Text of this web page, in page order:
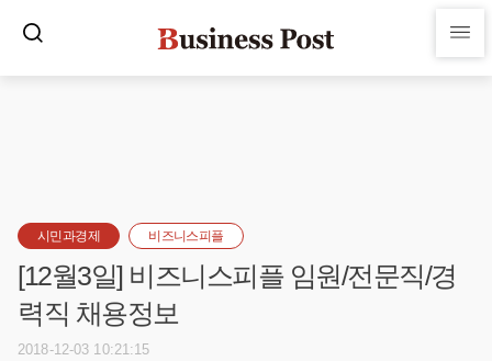
시민과경제 비즈니스피플
[12월3일] 비즈니스피플 임원/전문직/경
력직 채용정보
2018-12-03 10:21:15